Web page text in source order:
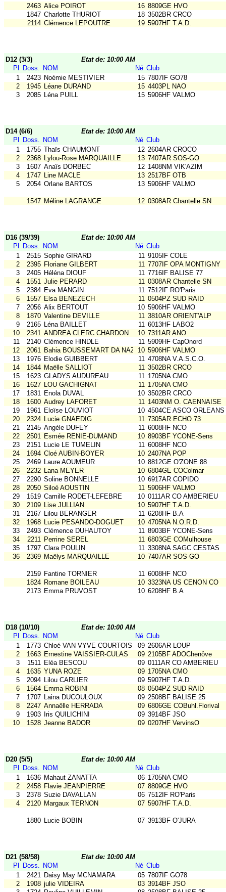
2463 Alice POIROT 16 8809GE HVO
1847 Charlotte THURIOT 18 3502BR CRCO
2114 Clémence LEPOUTRE 19 5907HF T.A.D.
D12 (3/3)
Etat de: 10:00 AM
Pl
Doss. NOM Né Club
1
2423 Noémie MESTIVIER 15 7807IF GO78
2
1945 Léane DURAND 15 4403PL NAO
3
2085 Léna PUILL 15 5906HF VALMO
D14 (6/6)
Etat de: 10:00 AM
Pl
Doss. NOM Né Club
1
1755 Thaïs CHAUMONT 12 2604AR CROCO
2
2368 Lylou-Rose MARQUAILLE 13 7407AR SOS-GO
3
1607 Anaïs DORBEC 12 1408NM VIK'AZIM
4
1747 Line MACLE 13 2517BF OTB
5
2054 Orlane BARTOS 13 5906HF VALMO
1547 Méline LAGRANGE 12 0308AR Chantelle SN
D16 (39/39)
Etat de: 10:00 AM
Pl
Doss. NOM Né Club
1
2515 Sophie GIRARD 11 9105IF COLE
2
2395 Floriane GILBERT 11 7707IF OPA MONTIGNY
3
2405 Héléna DIOUF 11 7716IF BALISE 77
4
1551 Julie PERARD 11 0308AR Chantelle SN
5
2384 Eva MANGIN 11 7512IF RO'Paris
6
1557 Elsa BENEZECH 11 0504PZ SUD RAID
7
2056 Alix BERTOUT 10 5906HF VALMO
8
1870 Valentine DEVILLE 11 3810AR ORIENT'ALP
9
2165 Léna BAILLET 11 6013HF LABO2
10
2341 ANDREA CLERC CHARDON 10 7311AR ANO
11
2140 Clémence HINDLE 11 5909HF CapOnord
12
2061 Bahia BOUSSEMART DA NAZARE
10 5906HF VALMO
13
1976 Elodie GUIBBERT 11 4708NA V.A.S.C.O.
14
1844 Maëlle SALLIOT 11 3502BR CRCO
15
1623 GLADYS AUDUREAU 11 1705NA CMO
16
1627 LOU GACHIGNAT 11 1705NA CMO
17
1831 Enola DUVAL 10 3502BR CRCO
18
1600 Audrey LAFORET 11 1403NM O. CAENNAISE
19
1961 Eloïse LOUVIOT 10 4504CE ASCO ORLEANS
20
2324 Lucie GNAEDIG 11 7305AR ECHO 73
21
2145 Angéle DUFEY 11 6008HF NCO
22
2501 Esmée RENIE-DUMAND 10 8903BF YCONE-Sens
23
2151 Lucie LE TUMELIN 11 6008HF NCO
24
1694 Cloé AUBIN-BOYER 10 2407NA POP
25
2469 Laure AOUMEUR 10 8812GE O'ZONE 88
26
2232 Lana MEYER 10 6804GE COColmar
27
2290 Soline BONNELLE 10 6917AR COPIDO
28
2050 Siloé AOUSTIN 11 5906HF VALMO
29
1519 Camille RODET-LEFEBRE 10 0111AR CO AMBERIEU
30
2109 Lise JULLIAN 10 5907HF T.A.D.
31
2167 Lilou BERANGER 11 6208HF B.A
32
1968 Lucie PESANDO-DOGUET 10 4705NA N.O.R.D.
33
2493 Clémence DUHAUTOY 11 8903BF YCONE-Sens
34
2211 Perrine SEREL 11 6803GE COMulhouse
35
1797 Clara POULIN 11 3308NA SAGC CESTAS
36
2369 Maëlys MARQUAILLE 10 7407AR SOS-GO
2159 Fantine TORNIER 11 6008HF NCO
1824 Romane BOILEAU 10 3323NA US CENON CO
2173 Emma PRUVOST 10 6208HF B.A
D18 (10/10)
Etat de: 10:00 AM
Pl
Doss. NOM Né Club
1
1773 Chloé VAN VYVE COURTOIS 09 2606AR LOUP
2
1663 Ernestine VAISSIER-CULAS 09 2105BF ADOChenôve
3
1511 Eléa BESCOU 09 0111AR CO AMBERIEU
4
1635 YUNA ROZE 09 1705NA CMO
5
2094 Lilou CARLIER 09 5907HF T.A.D.
6
1564 Emma ROBINI 08 0504PZ SUD RAID
7
1707 Laina DUCOULOUX 09 2508BF BALISE 25
8
2247 Annaëlle HERRADA 09 6806GE COBuhl.Florival
9
1903 Iris QUILICHINI 09 3914BF JSO
10
1528 Jeanne BADOR 09 0207HF VervinsO
D20 (5/5)
Etat de: 10:00 AM
Pl
Doss. NOM Né Club
1
1636 Mahaut ZANATTA 06 1705NA CMO
2
2458 Flavie JEANPIERRE 07 8809GE HVO
3
2378 Suzie DAVALLAN 06 7512IF RO'Paris
4
2120 Margaux TERNON 07 5907HF T.A.D.
1880 Lucie BOBIN 07 3913BF O'JURA
D21 (58/58)
Etat de: 10:00 AM
Pl
Doss. NOM Né Club
1
2421 Daisy May MCNAMARA 05 7807IF GO78
2
1908 julie VIDEIRA 03 3914BF JSO